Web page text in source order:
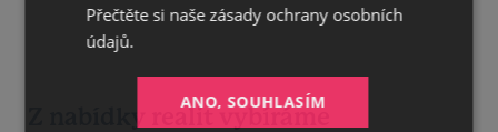
Z nabídky realit vybíráme
Přečtěte si naše zásady ochrany osobních
údajů.
ANO, SOUHLASÍM